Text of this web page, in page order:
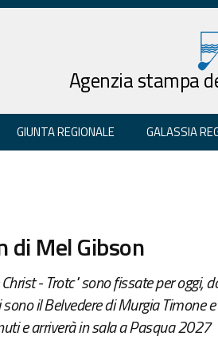
Agenzia stampa
GIUNTA REGIONALE GALASSIA
di Mel Gibson
- Trotc" sono fissate per oggi,
il Belvedere di Murgia Timone
e arriverà in sala a Pasqua 2027